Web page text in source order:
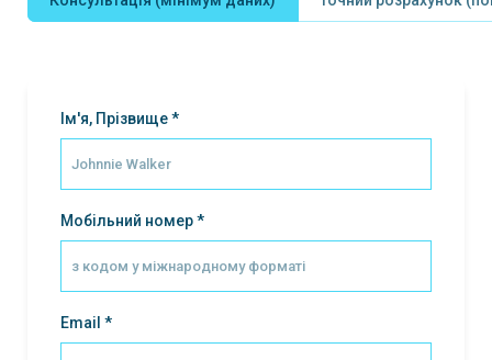
Ім'я, Прізвище *
Мобільний номер *
Email *